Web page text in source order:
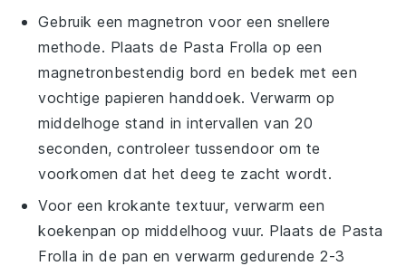
Gebruik een magnetron voor een snellere
methode. Plaats de Pasta Frolla op een
magnetronbestendig bord en bedek met een
vochtige papieren handdoek. Verwarm op
middelhoge stand in intervallen van 20
seconden, controleer tussendoor om te
voorkomen dat het deeg te zacht wordt.
Voor een krokante textuur, verwarm een
koekenpan op middelhoog vuur. Plaats de Pasta
Frolla in de pan en verwarm gedurende 2-3